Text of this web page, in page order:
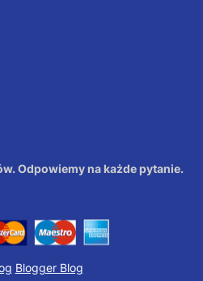
Odpowiemy na każde pytanie.
Blogger Blog